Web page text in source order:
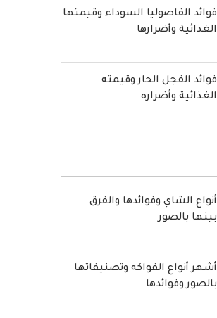
فوائد الفاصوليا السوداء وقيمتها
الغذائية وأضرارها
فوائد الفجل الحار وقيمته
الغذائية وأضراره
أنواع الشاي وفوائدها والفرق
بينها بالصور
أشهر أنواع الفواكه وتصنيفاتها
بالصور وفوائدها